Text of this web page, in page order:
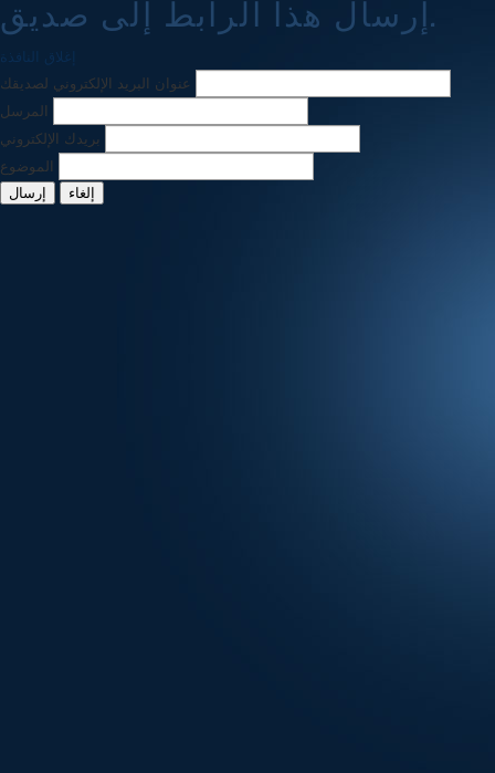
إرسال هذا الرابط إلى صديق.
إغلاق النافذة
عنوان البريد الإلكتروني لصديقك
المرسل
بريدك الإلكتروني
الموضوع
إرسال
إلغاء